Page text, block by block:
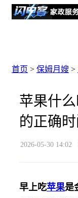
首页 > 保姆月嫂 >
苹果什
的正确时
2026-05-30 14:02
早上吃苹果是